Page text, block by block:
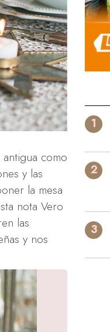
como
y las
la mesa
nota Vero
las
y nos
1
2
3